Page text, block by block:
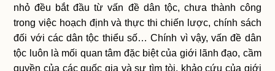
nhỏ đều bắt đầu từ vấn đề dân tộc, chưa thành công
trong việc hoạch định và thực thi chiến lược, chính sách
đối với các dân tộc thiểu số… Chính vì vậy, vấn đề dân
tộc luôn là mối quan tâm đặc biệt của giới lãnh đạo, cầm
quyền của các quốc gia và sự tìm tòi, khảo cứu của giới